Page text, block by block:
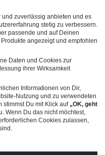
an gewerbliche Kunden (B2B)
zuverlässig anbieten und es
stetig zu verbessern.
passende und auf Deinen
angezeigt und empfohlen
Daten und Cookies zur
ihrer Wirksamkeit
Informationen von Dir,
Nutzung und zu verwendeten
stimmst Du mit Klick auf „OK, geht
Wenn Du das nicht möchtest,
Cookies zulassen,